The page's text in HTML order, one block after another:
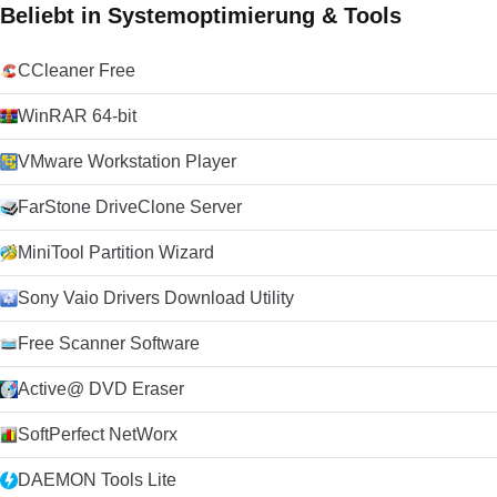
Beliebt in Systemoptimierung & Tools
CCleaner Free
WinRAR 64-bit
VMware Workstation Player
FarStone DriveClone Server
MiniTool Partition Wizard
Sony Vaio Drivers Download Utility
Free Scanner Software
Active@ DVD Eraser
SoftPerfect NetWorx
DAEMON Tools Lite